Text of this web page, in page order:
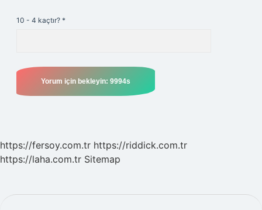
10 - 4 kaçtır? *
https://fersoy.com.tr https://riddick.com.tr
https://laha.com.tr Sitemap